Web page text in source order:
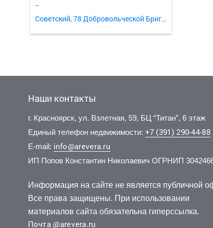
..
Советский, 78 Добровольческой Бригады улица 40
55 000 руб./мес.
3-комн. 75.8 м 5 эт. из 19
Свердловский, Свердловская улица 6е
45
3-
5 000 руб./мес.
1-комн. 12 м 1 эт.из 1
Октябрьский, Свободный проспект 77а/43
39
2-
Наши контакты
г. Красноярск, ул. Взлетная, 59, БЦ “Титан”, 6 этаж
Единый телефон недвижимости: +7 (391) 290-44-88
E-mail: info@arevera.ru
ИП Попов Константин Николаевич ОГРНИП
Информация на сайте не является публичной
Все права защищены. При использовании
материалов сайта обязательна гиперссылка.
Почта @arevera.ru